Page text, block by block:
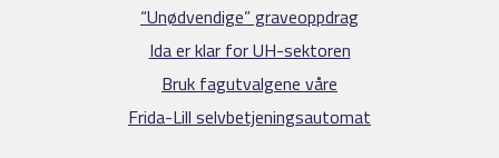
“Unødvendige” graveoppdrag
Ida er klar for UH-sektoren
Bruk fagutvalgene våre
Frida-Lill selvbetjeningsautomat